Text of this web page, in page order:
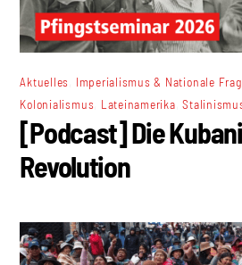
Aktuelles Imperialismus & Nationale
Kolonialismus Lateinamerika ,
[Podcast] Die
Revolution